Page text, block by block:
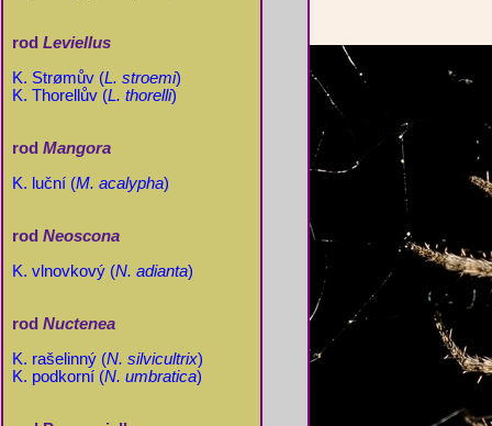
rod Leviellus
K. Strømův (L. stroemi)
K. Thorellův (L. thorelli)
rod Mangora
K. luční (M. acalypha)
rod Neoscona
K. vlnovkový (N. adianta)
rod Nuctenea
K. rašelinný (N. silvicultrix)
K. podkorní (N. umbratica)